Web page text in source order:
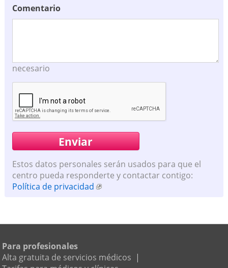
Comentario
necesario
Estos datos personales serán usados para que el
centro pueda responderte y contactar contigo:
Política de privacidad
Para profesionales
Alta gratuita de servicios médicos |